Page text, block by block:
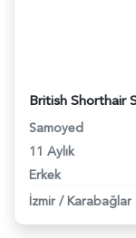
Samoyed
11 Aylık
Erkek
İzmir / Karabağlar